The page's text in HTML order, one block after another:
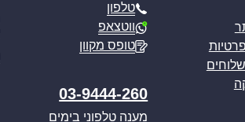
טלפון
ווטצאפ
טופס מקוון
03-9444-260
מענה טלפוני בימים